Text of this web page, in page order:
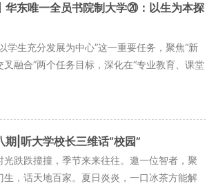
华东唯一全员书院制大学⑳：以生为本探
学生充分发展为中心”这一重要任务，聚焦“新
融合”两个任务目标，深化在“专业教育、课堂
期|听大学校长三维话“校园”
光跌跌撞撞，季节来来往往。邀一位智者，聚
生，话天地百家。夏日炎炎，一口冰茶方能解